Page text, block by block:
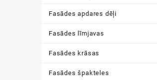
Fasādes apdares dēļi
Fasādes līmjavas
Fasādes krāsas
Fasādes špakteles